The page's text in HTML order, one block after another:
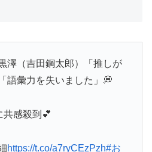
澤（吉田鋼太郎）「推しが
語彙力を失いました」💭
共感殺到💕
https://t.co/a7ryCEzPzh#お